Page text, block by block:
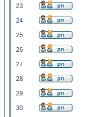
23
24
25
26
27
28
29
30